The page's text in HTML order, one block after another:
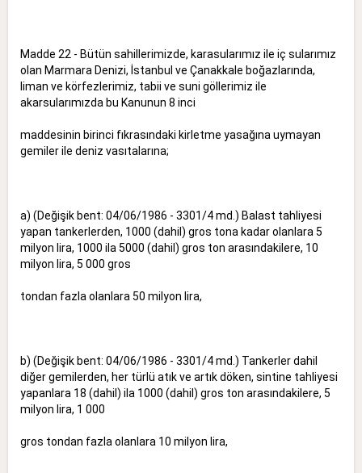
Madde 22 - Bütün sahillerimizde, karasularımız ile iç sularımız
olan Marmara Denizi, İstanbul ve Çanakkale boğazlarında,
liman ve körfezlerimiz, tabii ve suni göllerimiz ile
akarsularımızda bu Kanunun 8 inci
maddesinin birinci fıkrasındaki kirletme yasağına uymayan
gemiler ile deniz vasıtalarına;
a) (Değişik bent: 04/06/1986 - 3301/4 md.) Balast tahliyesi
yapan tankerlerden, 1000 (dahil) gros tona kadar olanlara 5
milyon lira, 1000 ila 5000 (dahil) gros ton arasındakilere, 10
milyon lira, 5 000 gros
tondan fazla olanlara 50 milyon lira,
b) (Değişik bent: 04/06/1986 - 3301/4 md.) Tankerler dahil
diğer gemilerden, her türlü atık ve artık döken, sintine tahliyesi
yapanlara 18 (dahil) ila 1000 (dahil) gros ton arasındakilere, 5
milyon lira, 1 000
gros tondan fazla olanlara 10 milyon lira,